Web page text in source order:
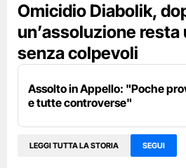
Omicidio Diabolik,
un’assoluzione
senza colpevoli
Assolto in Appello: "Poche
e tutte controverse"
LEGGI TUTTA LA STORIA SEGUI